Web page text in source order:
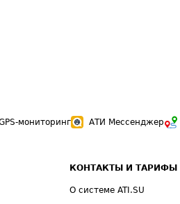
мониторинг АТИ Мессенджер
КОНТАКТЫ И ТАРИФЫ
О системе ATI.SU